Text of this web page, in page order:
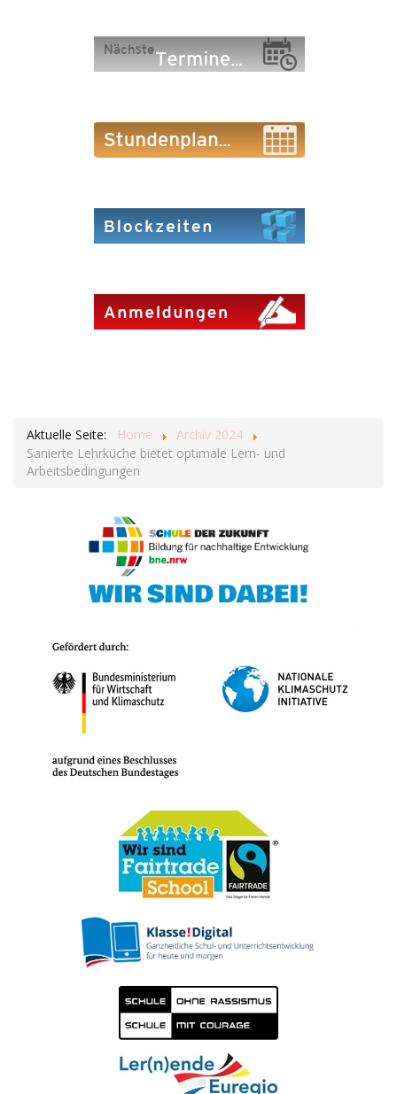
Aktuelle Seite: Home
Archiv 2024
Sanierte Lehrküche bietet optimale Lern- und
Arbeitsbedingungen